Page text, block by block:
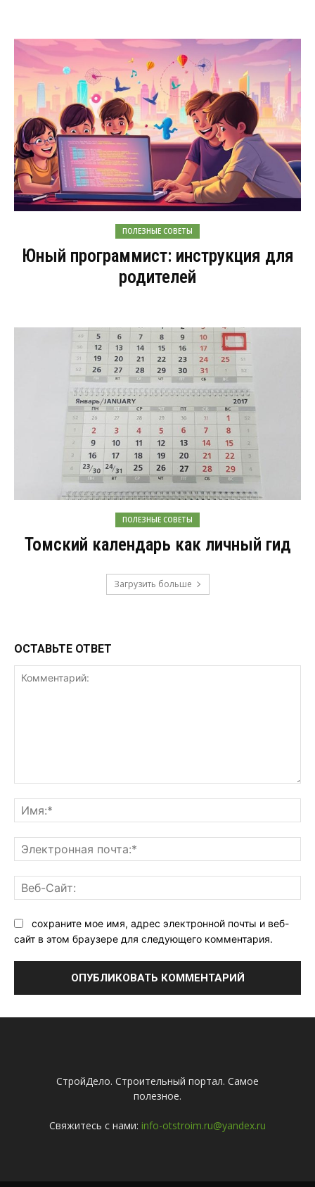
ПОЛЕЗНЫЕ СОВЕТЫ
Юный программист: инструкция для
родителей
ПОЛЕЗНЫЕ СОВЕТЫ
Томский календарь как личный гид
Загрузить больше
ОСТАВЬТЕ ОТВЕТ
сохраните мое имя, адрес электронной почты и веб-
сайт в этом браузере для следующего комментария.
СтройДело. Строительный портал. Самое
полезное.
Свяжитесь с нами: info-otstroim.ru@yandex.ru